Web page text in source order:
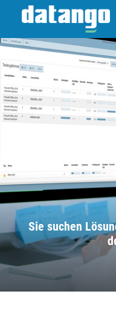
Sie suchen